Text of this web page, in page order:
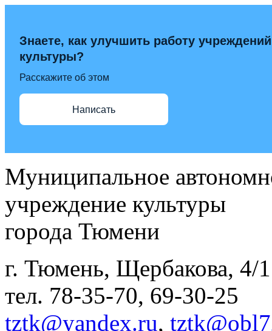
Знаете, как улучшить работу учреждений
культуры?
Расскажите об этом
Написать
Муниципальное
учреждение культуры
города Тюмени
г. Тюмень, Щербакова, 4/
тел. 78-35-70, 69-30-25
tztk@yandex.ru,